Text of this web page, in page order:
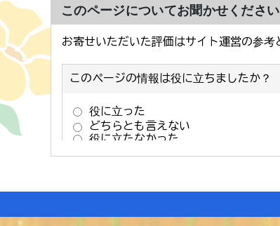
このページについてお聞かせください